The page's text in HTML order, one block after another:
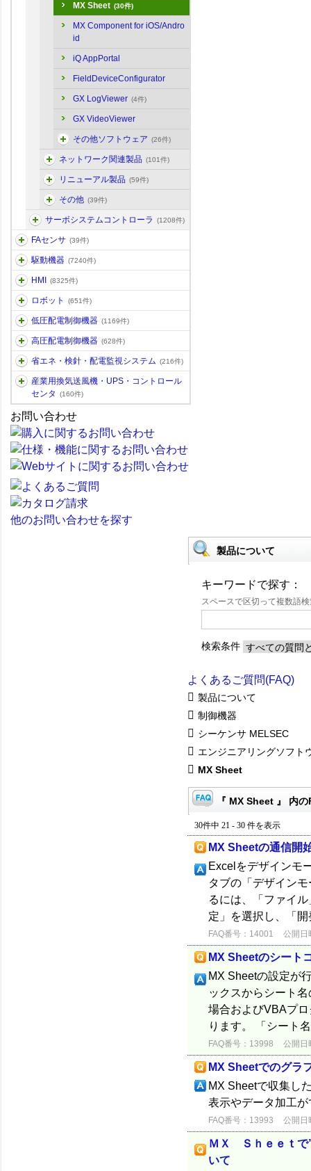
MX Sheet (30件)
MX Component for iOS/Andro
id
iQ AppPortal
FieldDeviceConfigurator
GX LogViewer (4件)
GX VideoViewer
その他ソフトウェア (26件)
ネットワーク関連製品 (101件)
リニューアル製品 (59件)
その他 (39件)
サーボシステムコントローラ (1208件)
FAセンサ (39件)
駆動機器 (7240件)
HMI (8325件)
ロボット (651件)
低圧配電制御機器 (1169件)
高圧配電制御機器 (628件)
省エネ・検針・配電監視システム (216件)
産業用換気送風機・UPS・コントロール
センタ
(160件)
お問い合わせ
他のお問い合わせを探す
製品について
キーワードで探す：
スペースで区切って複数語
検索条件
よくあるご質問(FAQ)
製品について
制御機器
シーケンサ MELSEC
エンジニアリングソフト
MX Sheet
『 MX Sheet 』 内
30件中 21 - 30 件を表示
MX Sheetの通信開
Excelをデザインモ
タブの「デザイン
るには、「ファイ
定」を選択し、「
FAQ番号：14001 公開日
MX Sheetのシート
MX Sheetの設定が
ックスからシート
場合およびVBAプ
ります。 「シート
FAQ番号：13998 公開日
MX Sheetでのグラ
MX Sheetで収集し
表示やデータ加工
FAQ番号：13993 公開日
ＭＸ Ｓｈｅｅｔで
いて